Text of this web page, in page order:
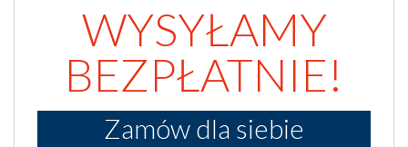
WYSYŁAMY
BEZPŁATNIE!
Zamów dla siebie